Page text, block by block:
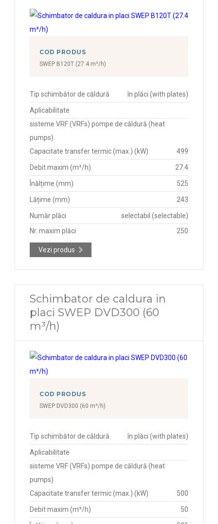
COD PRODUS
SWEP B120T (27.4 m³/h)
Tip schimbător de căldură în plăci (with plates)
Aplicabilitate
sisteme VRF (VRFs) pompe de căldură (heat
pumps)
Capacitate transfer termic (max.) (kW)
499
Debit maxim (m³/h) 27.4
Înălțime (mm) 525
Lățime (mm) 243
Număr plăci
selectabil (selectable)
Nr. maxim plăci
250
Vezi produs
Schimbator de caldura in
placi SWEP DVD300 (60
m³/h)
COD PRODUS
SWEP DVD300 (60 m³/h)
Tip schimbător de căldură în plăci (with plates)
Aplicabilitate
sisteme VRF (VRFs) pompe de căldură (heat
pumps)
Capacitate transfer termic (max.) (kW)
500
Debit maxim (m³/h) 50